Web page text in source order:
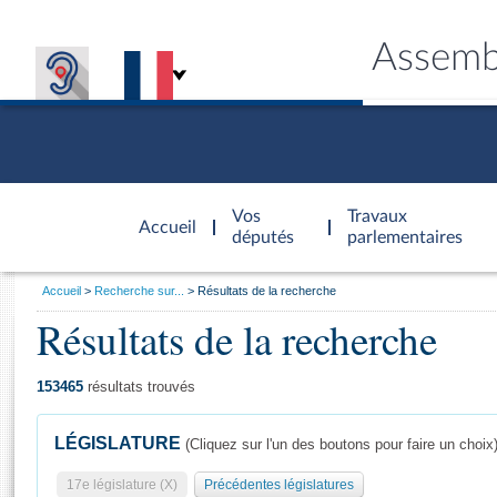
Accueil
d'accueil
Vos
députés
Travaux
parlementaires
Général
Vous
Accueil Recherche sur... Résultats de la recherche
Résultats de la recherche
153465 résultats trouvés
LÉGISLATURE (Cliquez sur l'un des boutons pour faire un choix)
17e législature (X) Précédentes législatures